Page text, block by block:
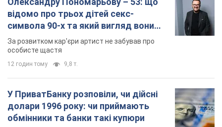
відомо про трьох дітей секс-
символа 90-х та який вигляд вони
мають
За розвитком кар'єри артист не забував про
особисте щастя
12 годин тому 9,8 т.
У ПриватБанку розповіли, чи дійсні
долари 1996 року: чи приймають
обмінники та банки такі купюри